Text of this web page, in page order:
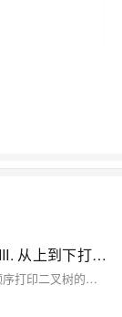
【Leetcode刷题Python】剑指 Offer 32 - III. 从上到下打印二叉树 III
本文介绍了两种Python实现方法，用于按照之字形顺序打印二叉树的层次遍历结果，实现了在奇数层正序、偶数层反序打印节点的功能。